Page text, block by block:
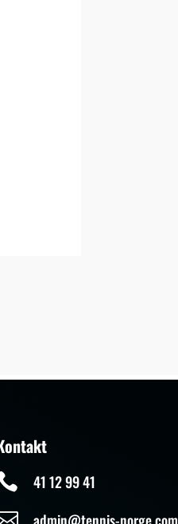
41 12 99 41